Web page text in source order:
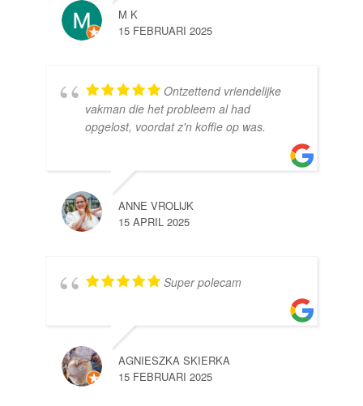
M K
15 FEBRUARI 2025
Ontzettend vriendelijke
vakman die het probleem al had
opgelost, voordat z'n koffie op was.
ANNE VROLIJK
15 APRIL 2025
Super polecam
AGNIESZKA SKIERKA
15 FEBRUARI 2025